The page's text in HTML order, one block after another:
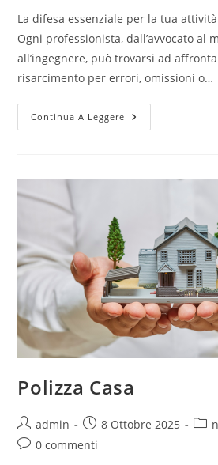
La difesa essenziale per la tua
Ogni professionista, dall’avvocato al
all’ingegnere, può trovarsi ad
risarcimento per errori, omissioni o…
Continua A Leggere
Polizza Casa
admin 8 Ottobre 2025
0 commenti